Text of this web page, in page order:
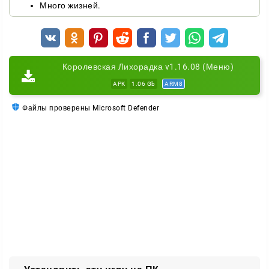
несокрушимую оборону и проверьте свои
стратегические навыки вKingdom Rush Vengeance.
Много жизней.
Королевская Лихорадка v1.16.08 (Меню)
APK 1.06 Gb ARM8
Файлы проверены Microsoft Defender